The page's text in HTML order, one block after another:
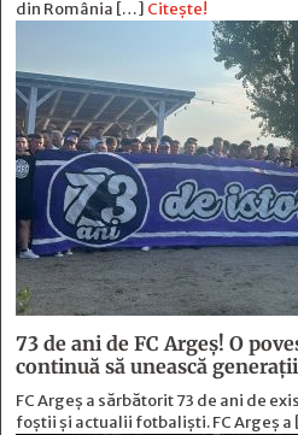
din România […] Citește!
73 de ani de FC Argeş! O
continuă să unească generaţii
FC Argeș a sărbătorit 73 de ani de
foștii și actualii fotbaliști. FC Argeș